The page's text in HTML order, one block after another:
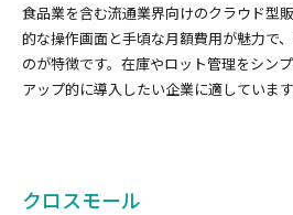
食品業を含む流通業界向けのクラウド型
的な操作画面と手頃な月額費用が魅力で
のが特徴です。在庫やロット管理をシン
アップ的に導入したい企業に適しています
クロスモール